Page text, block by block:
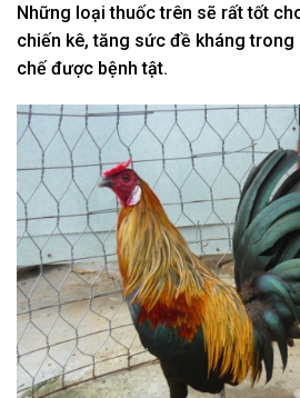
Những loại thuốc trên sẽ rất tốt
chiến kê,tăng sức đề khángtrong
chếđược bệnh tật.